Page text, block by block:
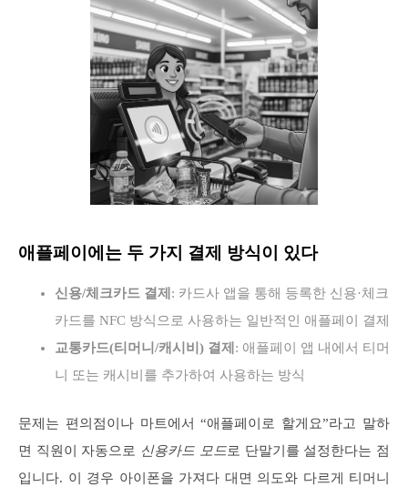
애플페이에는 두 가지 결제 방식이 있다
신용/체크카드 결제 : 카드사 앱을 통해 등록한 신용·체크
카드를 NFC 방식으로 사용하는 일반적인 애플페이 결제
교통카드(티머니/캐시비) 결제 : 애플페이 앱 내에서 티머
니 또는 캐시비를 추가하여 사용하는 방식
문제는 편의점이나 마트에서 “애플페이로 할게요”라고 말하
면 직원이 자동으로 신용카드 모드로 단말기를 설정한다는 점
입니다. 이 경우 아이폰을 가져다 대면 의도와 다르게 티머니